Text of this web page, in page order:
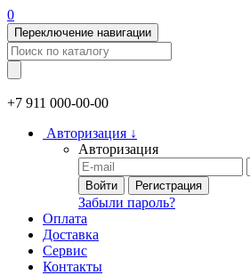
0
Переключение навигации
+7 911 000-00-00
Авторизация ↓
Авторизация
Войти Регистрация
Забыли пароль?
Оплата
Доставка
Сервис
Контакты